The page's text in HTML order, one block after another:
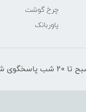
چرخ گوشت
پاوربانک